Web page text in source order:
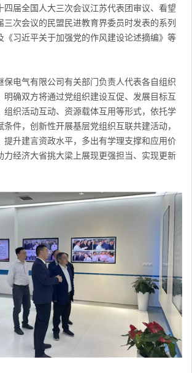
四届全国人大三次会议江苏代表团审议、看望
三次会议的民盟民进教育界委员时发表的系列
《习近平关于加强党的作风建设论述摘编》等
保电气有限公司有关部门负责人代表各自组织
明确双方将通过党组织建设互促、发展目标互
组织活动互动、资源载体互用等形式，依托学
件，创新性开展基层党组织互联共建活动，
提升建言资政水平，多出有学理支撑和应用价
力经济大省挑大梁上展现更强担当、实现更新